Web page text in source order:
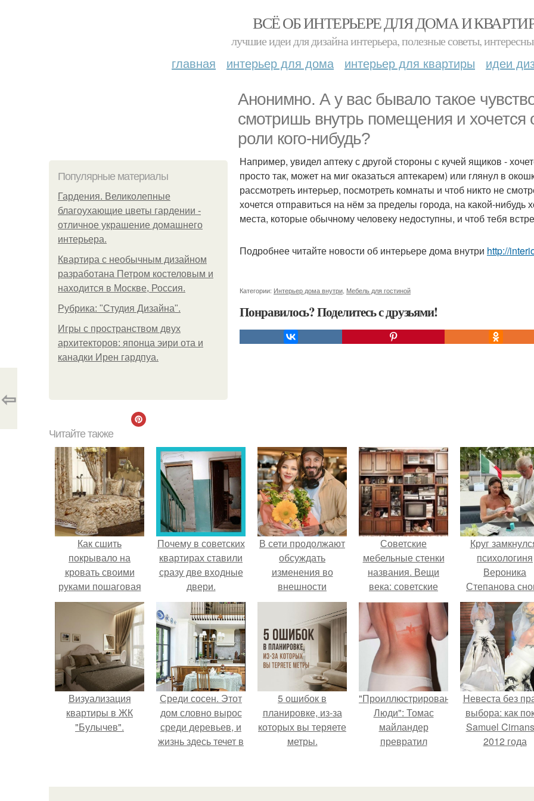
ВСЁ ОБ ИНТЕРЬЕРЕ ДЛЯ ДОМА И
лучшие идеи для дизайна интерьера, полезные советы,
главная интерьер для дома интерьер для квартиры идеи
Анонимно. А у вас бывало такое
смотришь внутрь помещения и хочется
роли кого-нибудь?
Популярные материалы
Гардения. Великолепные
благоухающие цветы гардении -
отличное украшение домашнего
интерьера.
Квартира с необычным дизайном
разработана Петром костеловым и
находится в Москве, Россия.
Рубрика: "Студия Дизайна".
Игры с пространством двух
архитекторов: японца эири ота и
канадки Ирен гардпуа.
Например, увидел аптеку с другой стороны с кучей ящиков -
просто так, может на миг оказаться аптекарем) или глянул в
рассмотреть интерьер, посмотреть комнаты и чтоб никто не
хочется отправиться на нём за пределы города, на какой-
места, которые обычному человеку недоступны, и чтоб тебя
Подробнее читайте новости об интерьере дома внутри http://
Категории: Интерьер дома внутри Мебель для гостиной
Понравилось? Поделитесь с друзьями!
⇦
Читайте также
Как сшить
покрывало на
кровать своими
руками пошаговая
инструкция. Как
сшить покрывало
своими руками.
Почему в советских
квартирах ставили
сразу две входные
двери.
В сети продолжают
обсуждать
изменения во
внешности
актрисы.
Советские
мебельные стенки
названия. Вещи
века: советские
стенки 80-х.
Круг
психологиня
Вероника
Степанова
вышла замуж
бывшего
Визуализация
квартиры в ЖК
"Булычев".
Среди сосен. Этот
дом словно вырос
среди деревьев, и
жизнь здесь течет в
спешки и лишнего
5 ошибок в
планировке, из-за
которых вы теряете
метры.
"Проиллюстрированные
Люди": Томас
майландер
превратил
Невеста без
выбора: как
Samuel
2012 года